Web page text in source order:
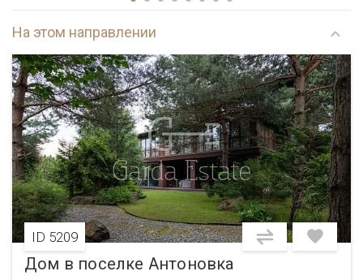
На этом направлении
ID 5209
Дом в поселке Антоновка